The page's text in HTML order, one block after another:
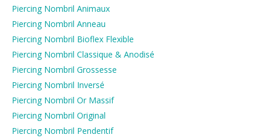
Piercing Nombril Animaux
Piercing Nombril Anneau
Piercing Nombril Bioflex Flexible
Piercing Nombril Classique & Anodisé
Piercing Nombril Grossesse
Piercing Nombril Inversé
Piercing Nombril Or Massif
Piercing Nombril Original
Piercing Nombril Pendentif